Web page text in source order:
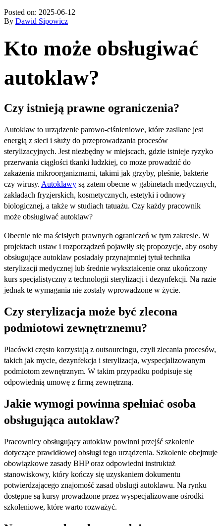
Posted on: 2025-06-12
By Dawid Sipowicz
Kto może obsługiwać
autoklaw?
Czy istnieją prawne ograniczenia?
Autoklaw to urządzenie parowo-ciśnieniowe, które zasilane jest
energią z sieci i służy do przeprowadzania procesów
sterylizacyjnych. Jest niezbędny w miejscach, gdzie istnieje ryzyko
przerwania ciągłości tkanki ludzkiej, co może prowadzić do
zakażenia mikroorganizmami, takimi jak grzyby, pleśnie, bakterie
czy wirusy. Autoklawy są zatem obecne w gabinetach medycznych,
zakładach fryzjerskich, kosmetycznych, estetyki i odnowy
biologicznej, a także w studiach tatuażu. Czy każdy pracownik
może obsługiwać autoklaw?
Obecnie nie ma ścisłych prawnych ograniczeń w tym zakresie. W
projektach ustaw i rozporządzeń pojawiły się propozycje, aby osoby
obsługujące autoklaw posiadały przynajmniej tytuł technika
sterylizacji medycznej lub średnie wykształcenie oraz ukończony
kurs specjalistyczny z technologii sterylizacji i dezynfekcji. Na razie
jednak te wymagania nie zostały wprowadzone w życie.
Czy sterylizacja może być zlecona
podmiotowi zewnętrznemu?
Placówki często korzystają z outsourcingu, czyli zlecania procesów,
takich jak mycie, dezynfekcja i sterylizacja, wyspecjalizowanym
podmiotom zewnętrznym. W takim przypadku podpisuje się
odpowiednią umowę z firmą zewnętrzną.
Jakie wymogi powinna spełniać osoba
obsługująca autoklaw?
Pracownicy obsługujący autoklaw powinni przejść szkolenie
dotyczące prawidłowej obsługi tego urządzenia. Szkolenie obejmuje
obowiązkowe zasady BHP oraz odpowiedni instruktaż
stanowiskowy, który kończy się uzyskaniem dokumentu
potwierdzającego znajomość zasad obsługi autoklawu. Na rynku
dostępne są kursy prowadzone przez wyspecjalizowane ośrodki
szkoleniowe, które warto rozważyć.